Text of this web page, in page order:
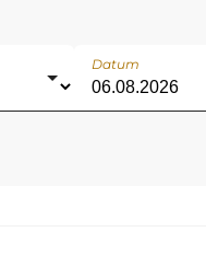
Datum